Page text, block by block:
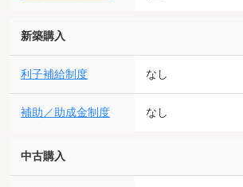
新築購入
利子補給制度 なし
補助／助成金制度 なし
中古購入